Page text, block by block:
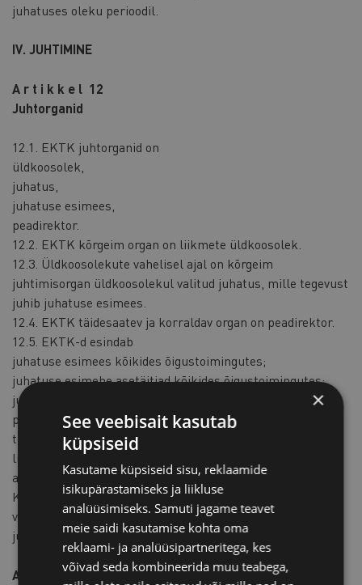
juhatuses oleku perioodil.
IV. JUHTIMINE
A r t i k k e l 12
Juhtorganid
12.1. EKTK juhtorganid on
üldkoosolek,
juhatus,
juhatuse esimees,
peadirektor.
12.2. EKTK kõrgeim organ on liikmete üldkoosolek.
12.3. Üldkoosolekute vahelisel ajal on kõrgeim
juhtimisorgan üldkoosolekul valitud juhatus, mille tegevust
juhib juhatuse esimees.
12.4. EKTK täidesaatev ja korraldav organ on peadirektor.
12.5. EKTK-d esindab
juhatuse esimees kõikides õigustoimingutes;
juhatuse esimehe asetäitjad kõikides õigustoimingutes;
juhatuse liikmed kõikides õigustoimingutes ainult ühiselt;
peadirektor oma pädevuse piires volikirjata;
teised isikud juhatuse esimehe, esimehe asetäitja, kõikide
liikmete poolt ühiselt või peadirektori poolt antud volikirja
alusel.
Kinnisasju ja registrisse kantud vallasasju võib võõrandada
või asjaõigusega koormata ainult sellekohase eelneva
juhatuse otsuse alusel.
A r t i k k e l 13
×
See veebisait kasutab
küpsiseid
Kasutame küpsiseid sisu, reklaamide
isikupärastamiseks ja liikluse
analüüsimiseks. Samuti jagame teavet
meie saidi kasutamise kohta oma
reklaami- ja analüüsipartneritega, kes
võivad seda kombineerida muu teabega,